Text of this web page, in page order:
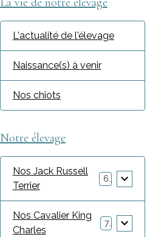
L'actualité de l'élevage
Naissance(s) à venir
Nos chiots
Notre élevage
Nos Jack Russell
Terrier
Nos Cavalier King
Charles
7